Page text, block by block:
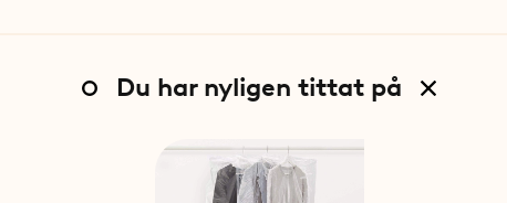
Du har nyligen tittat på